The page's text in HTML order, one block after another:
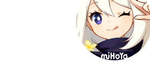
原神討論區大BOSS
HoYoLAB